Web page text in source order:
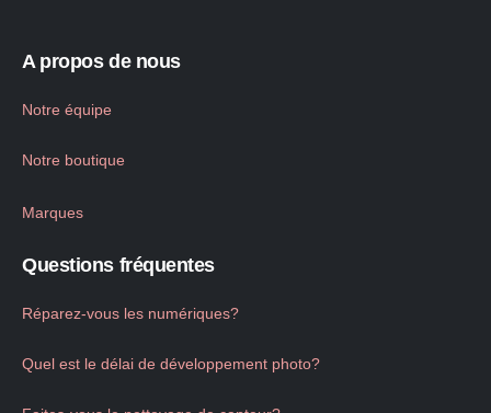
A propos de nous
Notre équipe
Notre boutique
Marques
Questions fréquentes
Réparez-vous les numériques?
Quel est le délai de développement photo?